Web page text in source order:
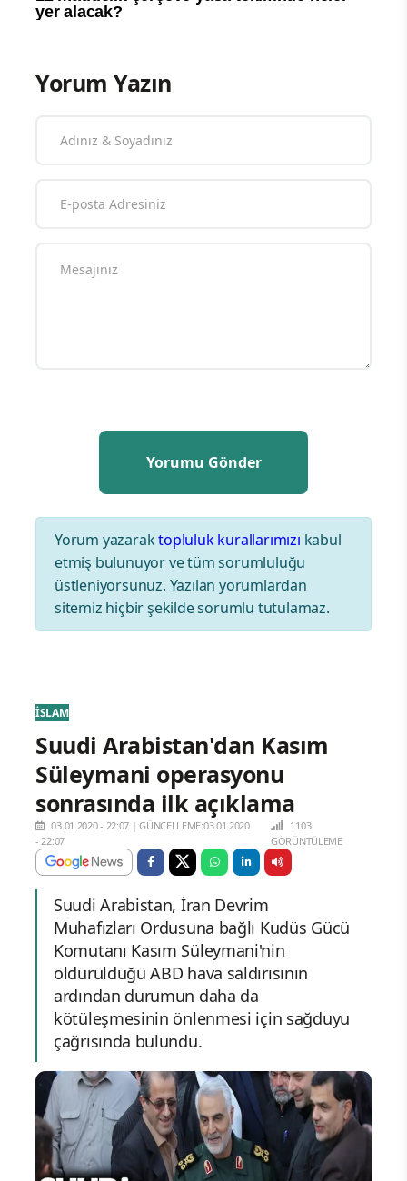
Yorum Yazın
Yorum yazaraktopluluk kurallarımızı kabul
etmiş bulunuyor ve tüm sorumluluğu
üstleniyorsunuz. Yazılan yorumlardan
sitemiz hiçbir şekilde sorumlu tutulamaz.
İSLAM
Suudi Arabistan'dan Kasım
Süleymani operasyonu
sonrasında ilk açıklama
03.01.2020 - 22:07 |GÜNCELLEME:03.01.2020
- 22:07
1103
GÖRÜNTÜLEME
Suudi Arabistan, İran Devrim
Muhafızları Ordusuna bağlı Kudüs Gücü
Komutanı Kasım Süleymani'nin
öldürüldüğü ABD hava saldırısının
ardından durumun daha da
kötüleşmesinin önlenmesi için sağduyu
çağrısında bulundu.